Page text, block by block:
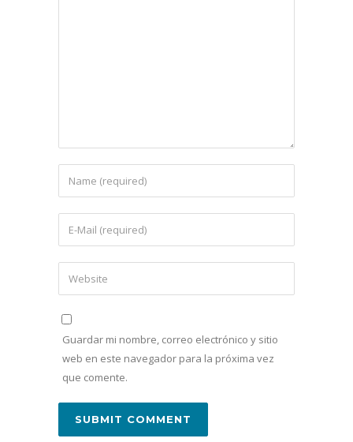
Guardar mi nombre, correo electrónico y sitio
web en este navegador para la próxima vez
que comente.